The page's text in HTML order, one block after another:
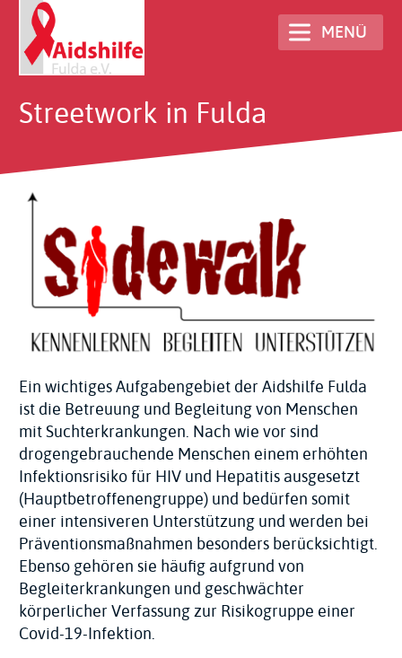
Direkt
zum
Inhalt
MENÜ
Streetwork in Fulda
Ein wichtiges Aufgabengebiet der Aidshilfe Fulda
ist die Betreuung und Begleitung von Menschen
mit Suchterkrankungen. Nach wie vor sind
drogengebrauchende Menschen einem erhöhten
Infektionsrisiko für HIV und Hepatitis ausgesetzt
(Hauptbetroffenengruppe) und bedürfen somit
einer intensiveren Unterstützung und werden bei
Präventionsmaßnahmen besonders berücksichtigt.
Ebenso gehören sie häufig aufgrund von
Begleiterkrankungen und geschwächter
körperlicher Verfassung zur Risikogruppe einer
Covid-19-Infektion.